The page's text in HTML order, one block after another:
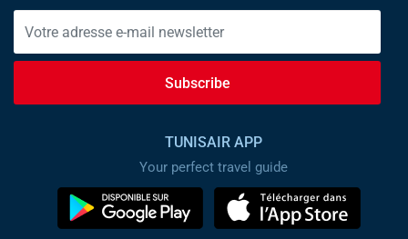
Subscribe
TUNISAIR APP
Your perfect travel guide